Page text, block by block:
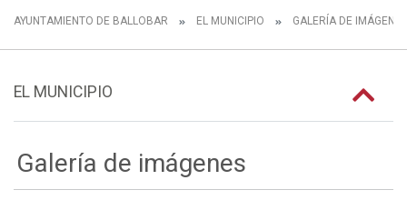
AYUNTAMIENTO DE BALLOBAR EL MUNICIPIO GALERÍA DE IMÁGENES
EL MUNICIPIO
Galería de imágenes